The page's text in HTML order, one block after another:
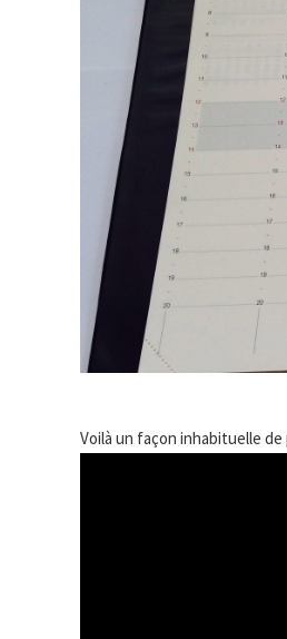
Voilà un façon inhabituelle